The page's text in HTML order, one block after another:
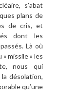
s’abat
plans de
de cris, et
dont les
Là où
missile » les
nous qui
désolation,
qu’une